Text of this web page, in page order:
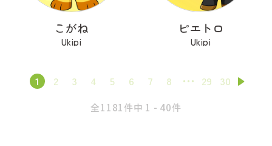
こがね
Ukipi
ピエトロ
Ukipi
1 2 3 4 5 6 7 8 29 30
全1181件中 1 - 40件